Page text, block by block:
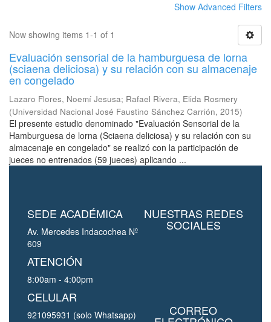
Show Advanced Filters
Now showing items 1-1 of 1
Evaluación sensorial de la hamburguesa de lorna
(sciaena deliciosa) y su relación con su almacenaje
en congelado
Lazaro Flores, Noemí Jesusa; Rafael Rivera, Elida Rosmery
(Universidad Nacional José Faustino Sánchez Carrión, 2015)
El presente estudio denominado "Evaluación Sensorial de la
Hamburguesa de lorna (Sciaena deliciosa) y su relación con su
almacenaje en congelado" se realizó con la participación de
jueces no entrenados (59 jueces) aplicando ...
SEDE ACADÉMICA
Av. Mercedes Indacochea Nº
609
ATENCIÓN
8:00am - 4:00pm
CELULAR
921095931 (solo Whatsapp)
NUESTRAS REDES
SOCIALES
CORREO